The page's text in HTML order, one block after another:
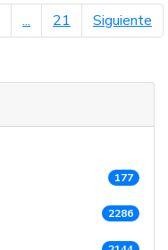
... 21 Siguiente
177
2286